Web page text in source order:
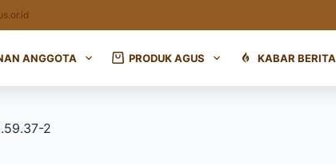
ANGGOTA PRODUK AGUS KABAR BERITA
2